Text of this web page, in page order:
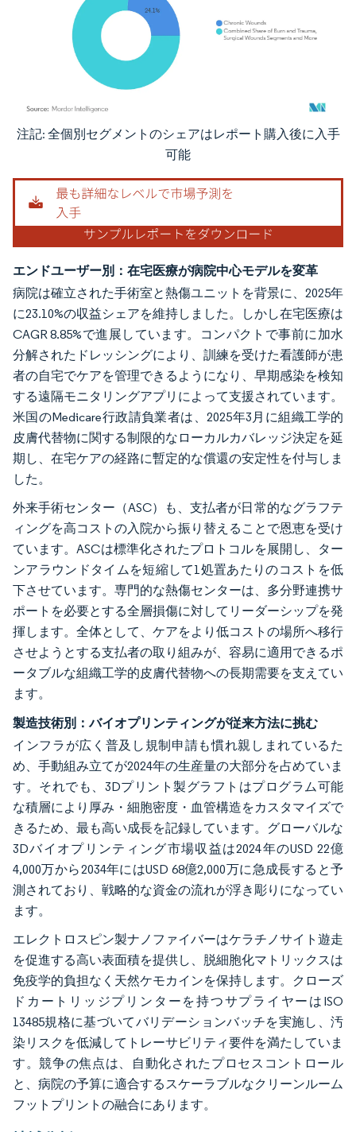
画像 © Mordor Intelligence。再利用にはCC BY 4.0の表示が必要です。
注記: 全個別セグメントのシェアはレポート購入後に入手
可能
エンドユーザー別：在宅医療が病院中心モデルを変革
病院は確立された手術室と熱傷ユニットを背景に、2025年
に23.10%の収益シェアを維持しました。しかし在宅医療は
CAGR 8.85%で進展しています。コンパクトで事前に加水
分解されたドレッシングにより、訓練を受けた看護師が患
者の自宅でケアを管理できるようになり、早期感染を検知
する遠隔モニタリングアプリによって支援されています。
米国のMedicare行政請負業者は、2025年3月に組織工学的
皮膚代替物に関する制限的なローカルカバレッジ決定を延
期し、在宅ケアの経路に暫定的な償還の安定性を付与しま
した。
外来手術センター（ASC）も、支払者が日常的なグラフテ
ィングを高コストの入院から振り替えることで恩恵を受け
ています。ASCは標準化されたプロトコルを展開し、ター
ンアラウンドタイムを短縮して1処置あたりのコストを低
下させています。専門的な熱傷センターは、多分野連携サ
ポートを必要とする全層損傷に対してリーダーシップを発
揮します。全体として、ケアをより低コストの場所へ移行
させようとする支払者の取り組みが、容易に適用できるポ
ータブルな組織工学的皮膚代替物への長期需要を支えてい
ます。
製造技術別：バイオプリンティングが従来方法に挑む
インフラが広く普及し規制申請も慣れ親しまれているた
め、手動組み立てが2024年の生産量の大部分を占めていま
す。それでも、3Dプリント製グラフトはプログラム可能
な積層により厚み・細胞密度・血管構造をカスタマイズで
きるため、最も高い成長を記録しています。グローバルな
3Dバイオプリンティング市場収益は2024年のUSD 22億
4,000万から2034年にはUSD 68億2,000万に急成長すると予
測されており、戦略的な資金の流れが浮き彫りになってい
ます。
エレクトロスピン製ナノファイバーはケラチノサイト遊走
を促進する高い表面積を提供し、脱細胞化マトリックスは
免疫学的負担なく天然ケモカインを保持します。クローズ
ドカートリッジプリンターを持つサプライヤーはISO
13485規格に基づいてバリデーションバッチを実施し、汚
染リスクを低減してトレーサビリティ要件を満たしていま
す。競争の焦点は、自動化されたプロセスコントロール
と、病院の予算に適合するスケーラブルなクリーンルーム
フットプリントの融合にあります。